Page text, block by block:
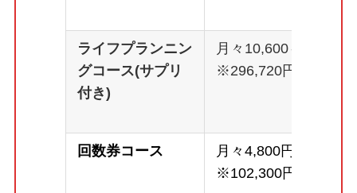
ライフプランニン
グコース(サプリ
付き)
月々10,600～
※296,720円
回数券コース
月々4,800円～
※102,300円